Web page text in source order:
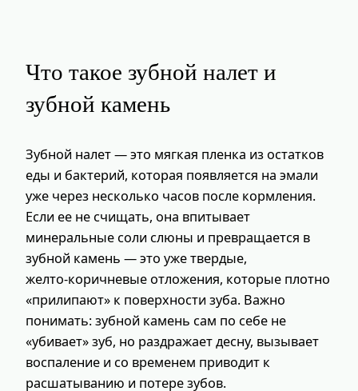
Что такое зубной налет и
зубной камень
Зубной налет — это мягкая пленка из остатков
еды и бактерий, которая появляется на эмали
уже через несколько часов после кормления.
Если ее не счищать, она впитывает
минеральные соли слюны и превращается в
зубной камень — это уже твердые,
желто‑коричневые отложения, которые плотно
«прилипают» к поверхности зуба. Важно
понимать: зубной камень сам по себе не
«убивает» зуб, но раздражает десну, вызывает
воспаление и со временем приводит к
расшатыванию и потере зубов.